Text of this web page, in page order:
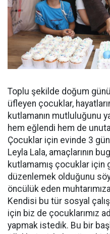
Toplu şekilde doğum günü
üfleyen çocuklar,
kutlamanın mutluluğunu
hem eğlendi hem de
Çocuklar için evinde 3
Leyla Lala, amaçlarının
kutlamamış çocuklar için
düzenlemek olduğunu
öncülük eden
Kendisi bu tür sosyal
için biz de çocuklarımız
yapmak istedik. Bu bir